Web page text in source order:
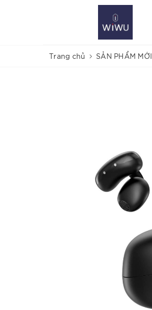
Trang chủ SẢN PHẨM MỚI